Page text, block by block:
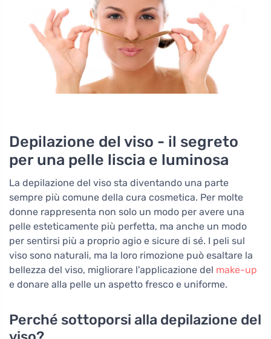
Depilazione del viso - il segreto
per una pelle liscia e luminosa
La depilazione del viso sta diventando una parte
sempre più comune della cura cosmetica. Per molte
donne rappresenta non solo un modo per avere una
pelle esteticamente più perfetta, ma anche un modo
per sentirsi più a proprio agio e sicure di sé. I peli sul
viso sono naturali, ma la loro rimozione può esaltare la
bellezza del viso, migliorare l'applicazione del make-up
e donare alla pelle un aspetto fresco e uniforme.
Perché sottoporsi alla depilazione del